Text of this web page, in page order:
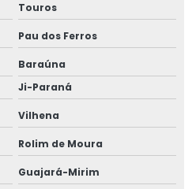
Touros
Pau dos Ferros
Baraúna
Ji-Paraná
Vilhena
Rolim de Moura
Guajará-Mirim